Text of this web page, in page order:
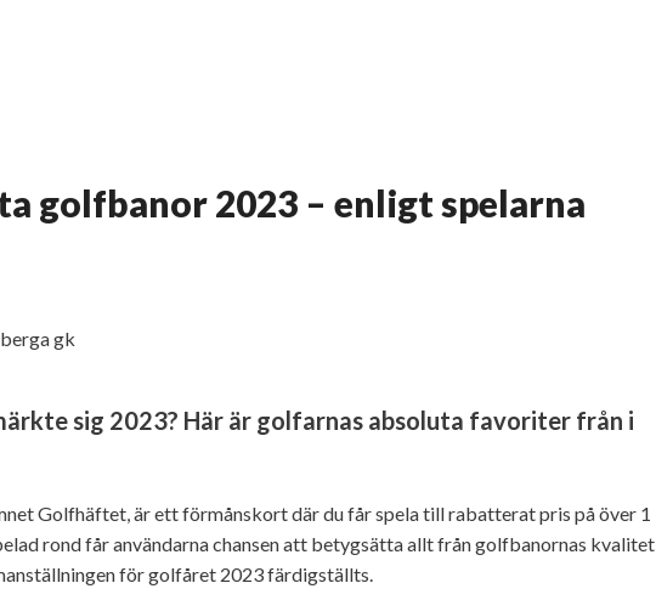
golfbanor 2023 – enligt spelarna
sig 2023? Här är golfarnas absoluta favoriter från i
Golfhäftet, är ett förmånskort där du får spela till rabatterat pris på över 1
rond får användarna chansen att betygsätta allt från golfbanornas kvalitet,
för golfåret 2023 färdigställts.